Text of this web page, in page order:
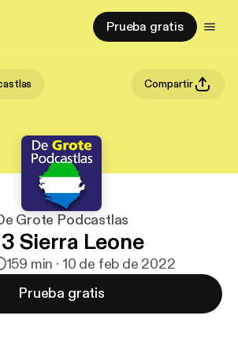
Prueba gratis
Compartir
Grote Podcastlas
Sierra Leone
159 min · 10 de feb de 2022
Prueba gratis